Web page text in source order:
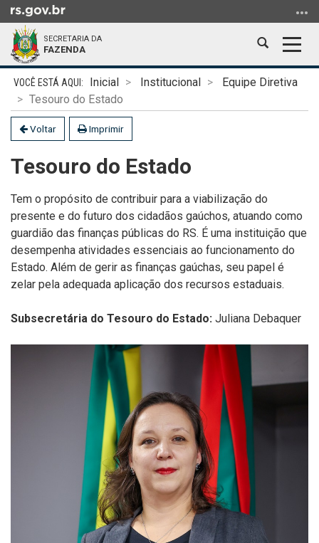
para
conteúdo
menu
para
busca
SECRETARIA DA
FAZENDA
Abrir
busca
Início
conteúdo
Inicial Institucional
Equipe Diretiva
Tesouro do Estado
Voltar Imprimir
Tesouro do Estado
Tem o propósito de contribuir para a viabilização do
presente e do futuro dos cidadãos gaúchos, atuando como
guardião das finanças públicas do RS. É uma instituição que
desempenha atividades essenciais ao funcionamento do
Estado. Além de gerir as finanças gaúchas, seu papel é
zelar pela adequada aplicação dos recursos estaduais.
Subsecretária do Tesouro do Estado: Juliana Debaquer